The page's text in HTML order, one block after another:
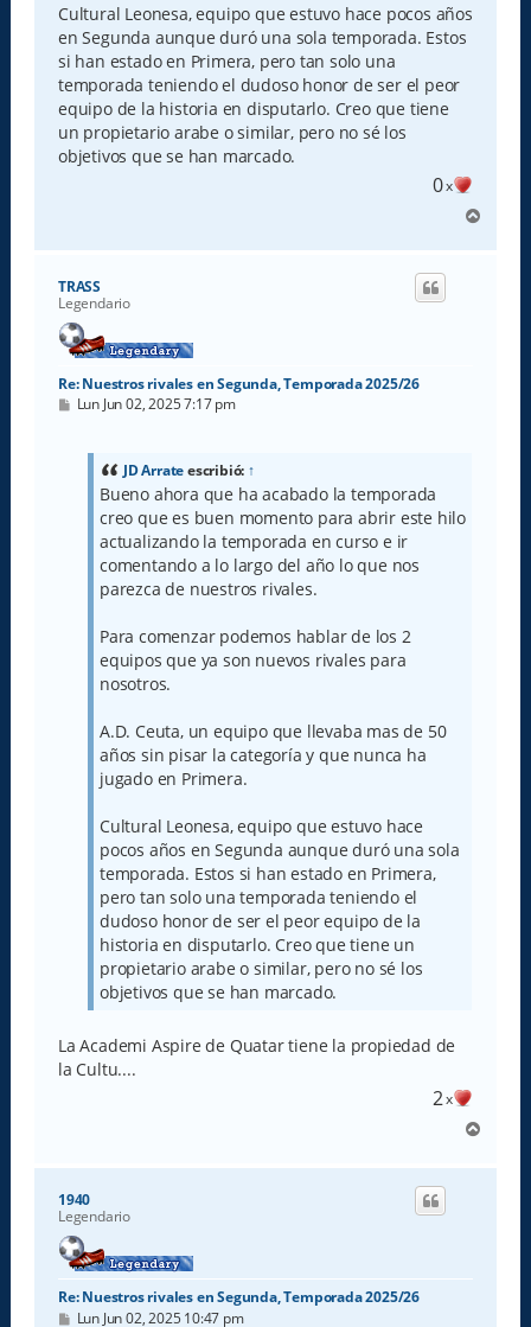
Cultural Leonesa, equipo que estuvo hace pocos años
en Segunda aunque duró una sola temporada. Estos
si han estado en Primera, pero tan solo una
temporada teniendo el dudoso honor de ser el peor
equipo de la historia en disputarlo. Creo que tiene
un propietario arabe o similar, pero no sé los
objetivos que se han marcado.
0x
r
TRASS
Legendario
Re: Nuestros rivales en Segunda, Temporada 2025/26
M
Lun Jun 02, 2025 7:17 pm
JD Arrateescribió: ↑
Bueno ahora que ha acabado la temporada
creo que es buen momento para abrir este hilo
actualizando la temporada en curso e ir
comentando a lo largo del año lo que nos
parezca de nuestros rivales.
Para comenzar podemos hablar de los 2
equipos que ya son nuevos rivales para
nosotros.
A.D. Ceuta, un equipo que llevaba mas de 50
años sin pisar la categoría y que nunca ha
jugado en Primera.
Cultural Leonesa, equipo que estuvo hace
pocos años en Segunda aunque duró una sola
temporada. Estos si han estado en Primera,
pero tan solo una temporada teniendo el
dudoso honor de ser el peor equipo de la
historia en disputarlo. Creo que tiene un
propietario arabe o similar, pero no sé los
objetivos que se han marcado.
La Academi Aspire de Quatar tiene la propiedad de
la Cultu....
2x
r
1940
Legendario
Re: Nuestros rivales en Segunda, Temporada 2025/26
M
Lun Jun 02, 2025 10:47 pm